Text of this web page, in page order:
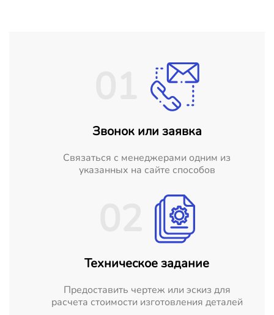
Звонок или заявка
Cвязаться с менеджерами одним из
указанных на сайте способов
Техническое задание
Предоставить чертеж или эскиз для
расчета стоимости изготовления деталей